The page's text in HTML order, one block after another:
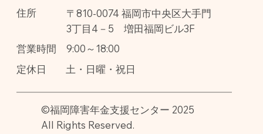
住所
〒810-0074 福岡市中央区大手門
3丁目4－5 増田福岡ビル3F
営業時間
9:00～18:00
定休日
土・日曜・祝日
©福岡障害年金支援センター 2025
All Rights Reserved.